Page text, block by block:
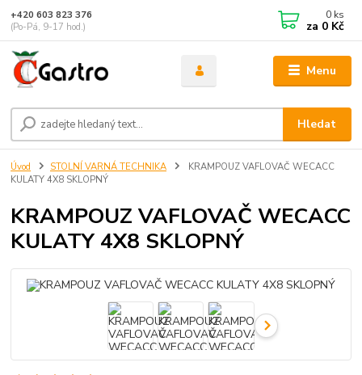
Menu
Hledat
+420 603 823 376
(Po-Pá, 9-17 hod.)
0 ks
za 0 Kč
Úvod STOLNÍ VARNÁ TECHNIKA
KRAMPOUZ VAFLOVAČ WECACC
KULATY 4X8 SKLOPNÝ
KRAMPOUZ VAFLOVAČ WECACC
KULATY 4X8 SKLOPNÝ